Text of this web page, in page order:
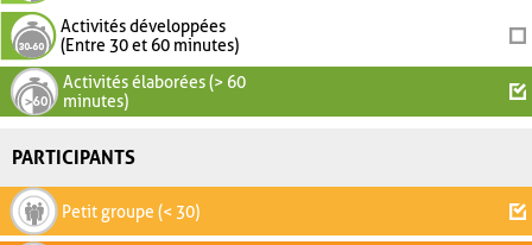
Activités développées
(Entre 30 et 60 minutes)
Activités élaborées (> 60
minutes)
PARTICIPANTS
Petit groupe (< 30)